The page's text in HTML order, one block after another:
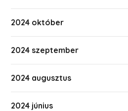
2024 október
2024 szeptember
2024 augusztus
2024 június